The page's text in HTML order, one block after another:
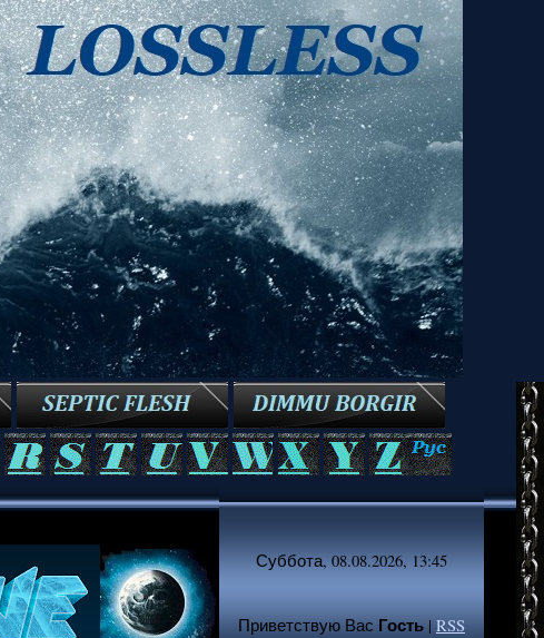
Суббота, 08.08.2026, 13:45
Приветствую Вас Гость|RSS